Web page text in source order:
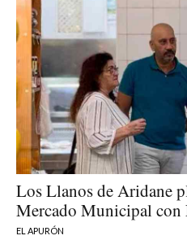
Los Llanos de Aridane
Mercado Municipal con
EL APURÓN